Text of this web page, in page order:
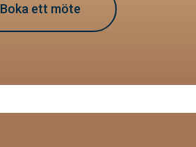
Boka ett möte